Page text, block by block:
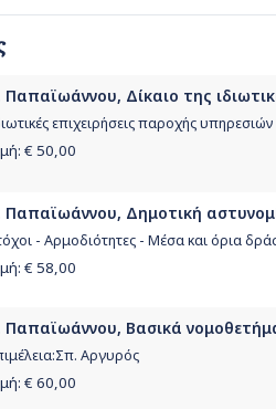
Παπαϊωάννου, Δίκαιο της
επιχειρήσεις παροχής
€ 50,00
Παπαϊωάννου, Δημοτική
- Αρμοδιότητες - Μέσα και όρια
€ 58,00
Παπαϊωάννου, Βασικά
Αργυρός
€ 60,00